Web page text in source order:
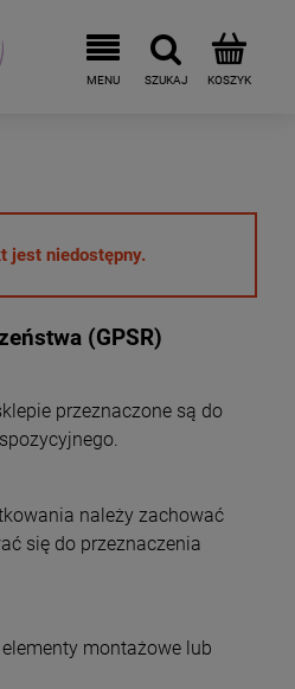
jest niedostępny.
(GPSR)
przeznaczone są do
należy zachować
się do przeznaczenia
montażowe lub